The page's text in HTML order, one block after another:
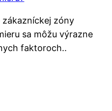
zóny
sa môžu výrazne
faktoroch..